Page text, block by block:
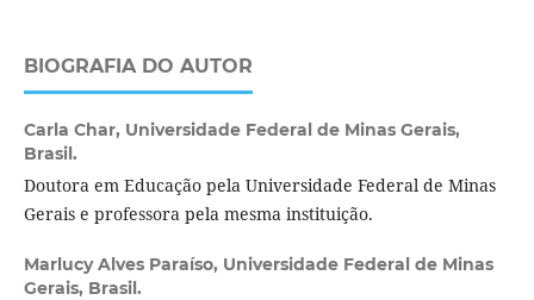
BIOGRAFIA DO AUTOR
Carla Char, Universidade Federal de Minas Gerais,
Brasil.
Doutora em Educação pela Universidade Federal de Minas
Gerais e professora pela mesma instituição.
Marlucy Alves Paraíso, Universidade Federal de Minas
Gerais, Brasil.